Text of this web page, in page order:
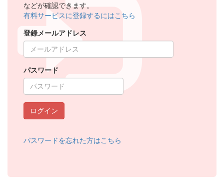
などが確認できます。
有料サービスに登録するにはこちら
登録メールアドレス
パスワード
ログイン
パスワードを忘れた方はこちら